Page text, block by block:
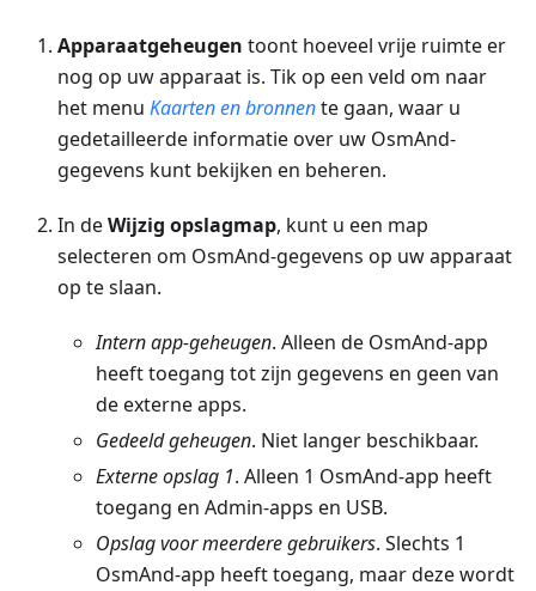
Apparaatgeheugen toont hoeveel vrije ruimte er
nog op uw apparaat is. Tik op een veld om naar
het menu Kaarten en bronnente gaan, waar u
gedetailleerde informatie over uw OsmAnd-
gegevens kunt bekijken en beheren.
In deWijzig opslagmap, kunt u een map
selecteren om OsmAnd-gegevens op uw apparaat
op te slaan.
Intern app-geheugen. Alleen de OsmAnd-app
heeft toegang tot zijn gegevens en geen van
de externe apps.
Gedeeld geheugen. Niet langer beschikbaar.
Externe opslag 1. Alleen 1 OsmAnd-app heeft
toegang en Admin-apps en USB.
Opslag voor meerdere gebruikers. Slechts 1
OsmAnd-app heeft toegang, maar deze wordt